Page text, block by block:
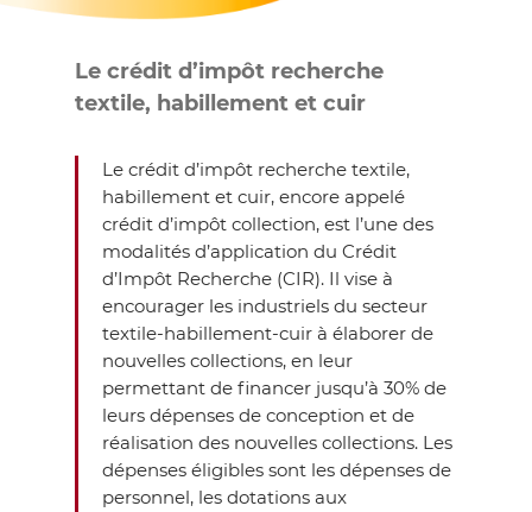
Le crédit d’impôt recherche
textile, habillement et cuir
Le crédit d’impôt recherche textile,
habillement et cuir, encore appelé
crédit d’impôt collection, est l’une des
modalités d’application du Crédit
d’Impôt Recherche (CIR). Il vise à
encourager les industriels du secteur
textile-habillement-cuir à élaborer de
nouvelles collections, en leur
permettant de financer jusqu’à 30% de
leurs dépenses de conception et de
réalisation des nouvelles collections. Les
dépenses éligibles sont les dépenses de
personnel, les dotations aux